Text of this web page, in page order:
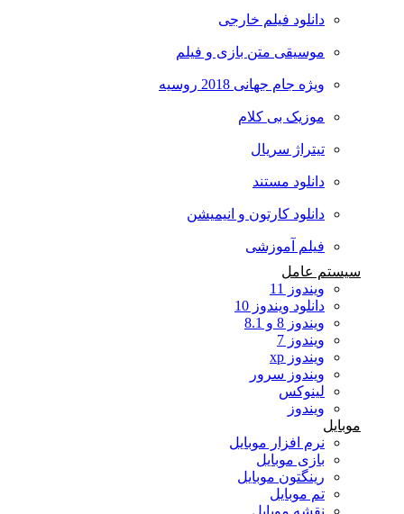
دانلود فیلم خارجی
موسیقی متن بازی و فیلم
ویژه جام جهانی 2018 روسیه
موزیک بی کلام
تیتراژ سریال
دانلود مستند
دانلود کارتون و انیمیشن
فیلم آموزشی
سیستم عامل
ویندوز 11
دانلود ویندوز 10
ویندوز 8 و 8.1
ویندوز 7
ویندوز xp
ویندوز سرور
لینوکس
ویندوز
موبایل
نرم افزار موبایل
بازی موبایل
رینگتون موبایل
تم موبایل
نقشه موبایل